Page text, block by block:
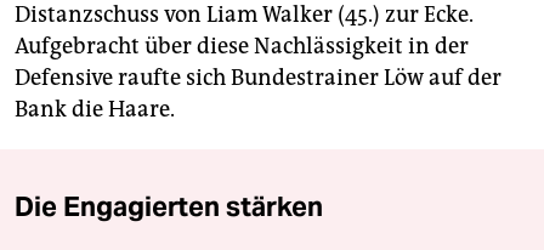
Distanzschuss von Liam Walker (45.) zur Ecke.
Aufgebracht über diese Nachlässigkeit in der
Defensive raufte sich Bundestrainer Löw auf der
Bank die Haare.
Die Engagierten stärken